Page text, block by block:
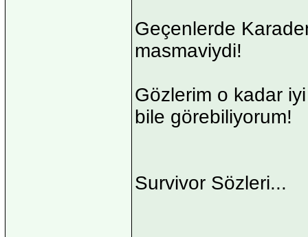
Geçenlerde
masmaviydi!
Gözlerim o kadar
bile görebiliyorum!
Survivor Sözleri...